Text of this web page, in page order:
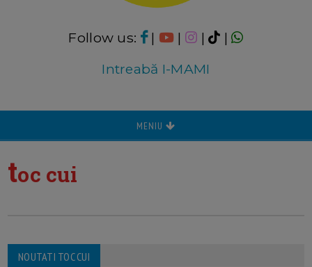
Follow us: | | |
|
Intreabă I-MAMI
MENIU
toc cui
NOUTATI TOC CUI